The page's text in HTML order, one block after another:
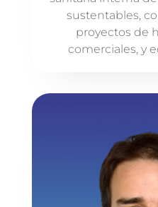
sustentables,
proyectos de
comerciales, y